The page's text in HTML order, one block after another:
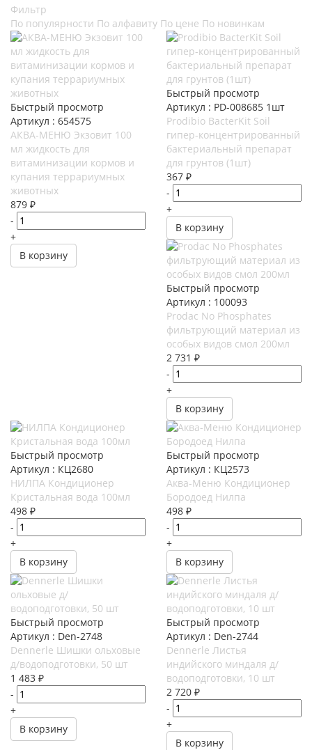
Фильтр
По популярности По алфавиту По цене По новинкам
Быстрый просмотр
Артикул : 654575
АКВА-МЕНЮ Экзовит 100
мл жидкость для
витаминизации кормов и
купания террариумных
животных
879 ₽
-
+
В корзину
Быстрый просмотр
Артикул : PD-008685 1шт
Prodibio BacterKit Soil
гипер-концентрированный
бактериальный препарат
для грунтов (1шт)
367 ₽
-
+
В корзину
Быстрый просмотр
Артикул : 100093
Prodac No Phosphates
фильтрующий материал из
особых видов смол 200мл
2 731 ₽
-
+
В корзину
Быстрый просмотр
Артикул : КЦ2680
НИЛПА Кондиционер
Кристальная вода 100мл
498 ₽
-
+
В корзину
Быстрый просмотр
Артикул : КЦ2573
Аква-Меню Кондиционер
Бородоед Нилпа
498 ₽
-
+
В корзину
Быстрый просмотр
Артикул : Den-2748
Dennerle Шишки ольховые
д/водоподготовки, 50 шт
1 483 ₽
-
+
В корзину
Быстрый просмотр
Артикул : Den-2744
Dennerle Листья
индийского миндаля д/
водоподготовки, 10 шт
2 720 ₽
-
+
В корзину